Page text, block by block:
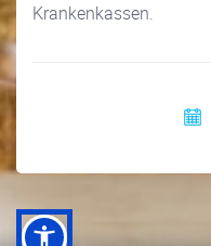
Krankenkassen.